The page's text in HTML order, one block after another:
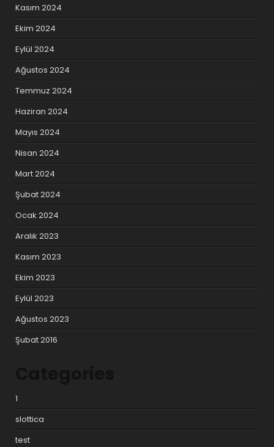
Kasım 2024
Ekim 2024
Eylül 2024
Ağustos 2024
Temmuz 2024
Haziran 2024
Mayıs 2024
Nisan 2024
Mart 2024
Şubat 2024
Ocak 2024
Aralık 2023
Kasım 2023
Ekim 2023
Eylül 2023
Ağustos 2023
Şubat 2016
1
slottica
test